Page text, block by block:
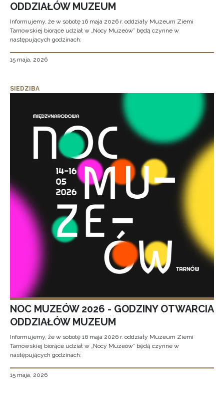
ODDZIAŁÓW MUZEUM
Informujemy, że w sobotę 16 maja 2026 r. oddziały Muzeum Ziemi
Tarnowskiej biorące udział w „Nocy Muzeów” będą czynne w
następujących godzinach:
15 maja, 2026
SIEDZIBA
NOC MUZEÓW 2026 - GODZINY OTWARCIA
ODDZIAŁÓW MUZEUM
Informujemy, że w sobotę 16 maja 2026 r. oddziały Muzeum Ziemi
Tarnowskiej biorące udział w „Nocy Muzeów” będą czynne w
następujących godzinach:
15 maja, 2026